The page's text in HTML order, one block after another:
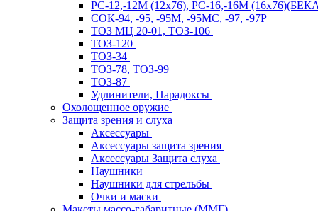
РС-12,-12М (12х76), РС-16,-16М
СОК-94, -95, -95М, -95МС, -97, -97Р
ТОЗ МЦ 20-01, ТОЗ-106
ТОЗ-120
ТОЗ-34
ТОЗ-78, ТОЗ-99
ТОЗ-87
Удлинители, Парадоксы
Охолощенное оружие
Защита зрения и слуха
Аксессуары
Аксессуары защита зрения
Аксессуары Защита слуха
Наушники
Наушники для стрельбы
Очки и маски